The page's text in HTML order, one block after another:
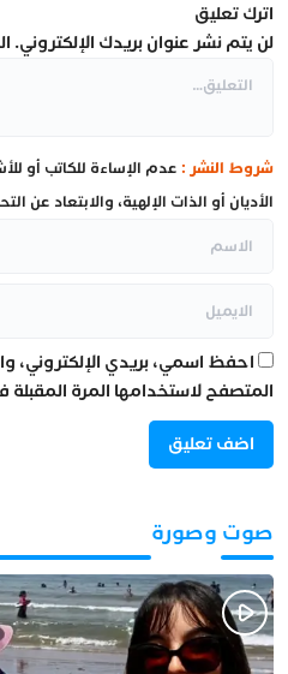
اترك تعليق
لن يتم نشر عنوان بريدك الإلكتروني.
شروط النشر : عدم الإساءة للكاتب أو
الأديان أو الذات الإلهية، والابتعاد عن
احفظ اسمي، بريدي الإلكتروني،
المتصفح لاستخدامها المرة المقبلة
صوت وصورة